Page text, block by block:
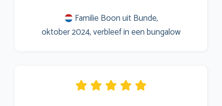
Familie Boon uit Bunde,
oktober 2024, verbleef in een bungalow